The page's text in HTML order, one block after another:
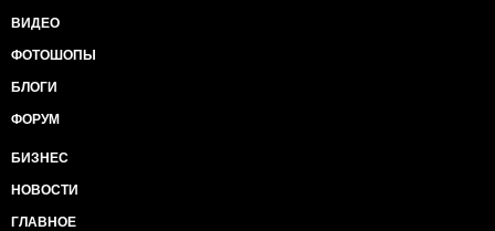
ВИДЕО
ФОТОШОПЫ
БЛОГИ
ФОРУМ
БИЗНЕС
НОВОСТИ
ГЛАВНОЕ